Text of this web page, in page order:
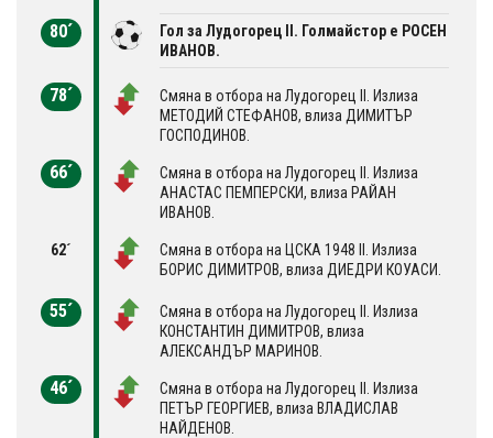
80´
Гол за Лудогорец II. Голмайстор е РОСЕН
ИВАНОВ.
78´
Смяна в отбора на Лудогорец II. Излиза
МЕТОДИЙ СТЕФАНОВ, влиза ДИМИТЪР
ГОСПОДИНОВ.
66´
Смяна в отбора на Лудогорец II. Излиза
АНАСТАС ПЕМПЕРСКИ, влиза РАЙАН
ИВАНОВ.
62´
Смяна в отбора на ЦСКА 1948 II. Излиза
БОРИС ДИМИТРОВ, влиза ДИЕДРИ КОУАСИ.
55´
Смяна в отбора на Лудогорец II. Излиза
КОНСТАНТИН ДИМИТРОВ, влиза
АЛЕКСАНДЪР МАРИНОВ.
46´
Смяна в отбора на Лудогорец II. Излиза
ПЕТЪР ГЕОРГИЕВ, влиза ВЛАДИСЛАВ
НАЙДЕНОВ.